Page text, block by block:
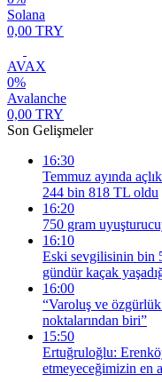
Solana
0,00 TRY
AVAX
0%
Avalanche
0,00 TRY
Son Gelişmeler
16:30
Temmuz ayında
244 bin 818 TL oldu
16:20
750 gram
16:10
Eski sevgilisinin bin
gündür kaçak
16:00
“Varoluş ve
noktalarından biri”
15:50
Ertuğruloğlu:
etmeyeceğimizin en